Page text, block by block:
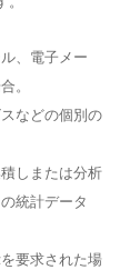
、電子メー
。
などの個別の
しまたは分析
統計データ
要求された場